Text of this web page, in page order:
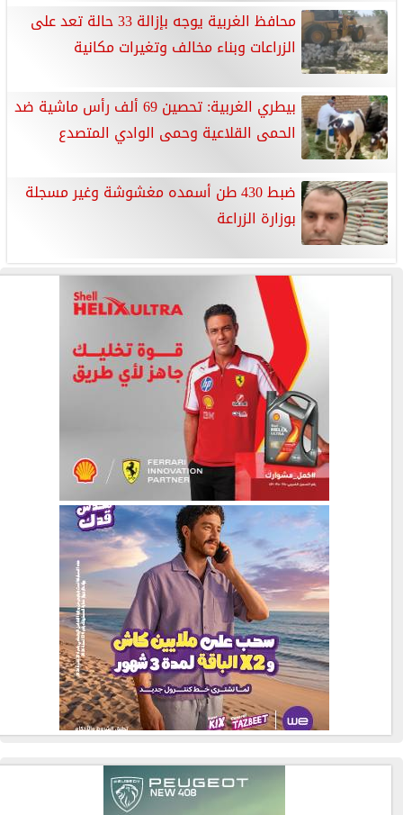
محافظ الغربية يوجه بإزالة 33 حالة تعد على
الزراعات وبناء مخالف وتغيرات مكانية
بيطري الغربية: تحصين 69 ألف رأس ماشية ضد
الحمى القلاعية وحمى الوادي المتصدع
ضبط 430 طن أسمده مغشوشة وغير مسجلة
بوزارة الزراعة